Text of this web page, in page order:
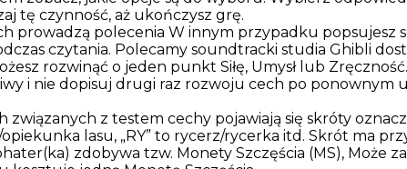
tę czynność, aż ukończysz grę.
polecenia W innym przypadku popsujesz
czytania. Polecamy soundtracki studia Ghibli
rozwinąć o jeden punkt Siłę, Umysł lub
i nie dopisuj drugi raz rozwoju cech po
z testem cechy pojawiają się skróty
lasu, „RY” to rycerz/rycerka itd. Skrót ma
zdobywa tzw. Monety Szczęścia (MS), Może